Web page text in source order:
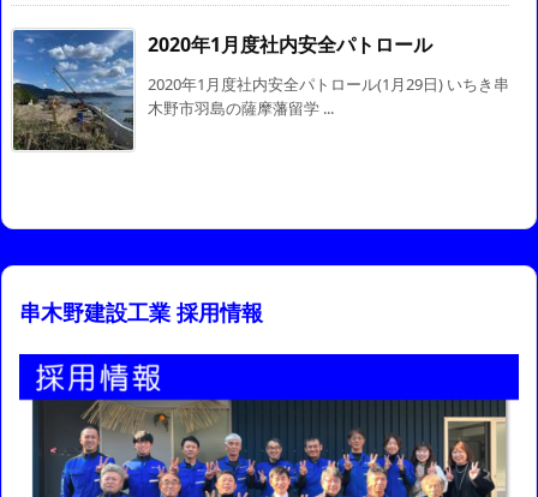
2020年1月度社内安全パトロール
2020年1月度社内安全パトロール(1月29日) いちき串
木野市羽島の薩摩藩留学 ...
串木野建設工業 採用情報